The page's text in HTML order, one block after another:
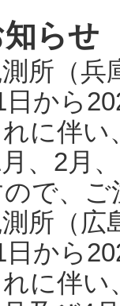
らせ
所（
日から
に伴い
、2月
で、
所（
日から
に伴い